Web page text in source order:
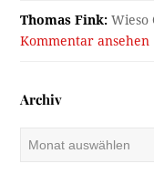
Thomas Fink: Wieso
Kommentar ansehen
Archiv